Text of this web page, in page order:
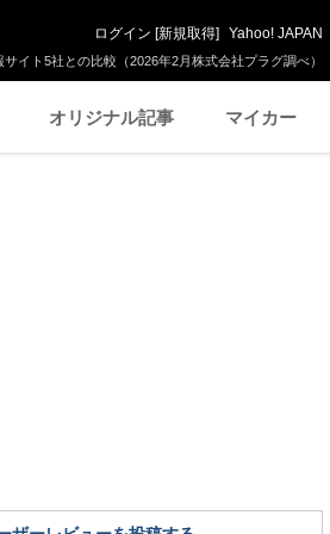
イト5社との比較（2026年2月株式会社プラグ調べ）
ログイン [新規取得] Yahoo! JAPAN
オリジナル記事 マイカー